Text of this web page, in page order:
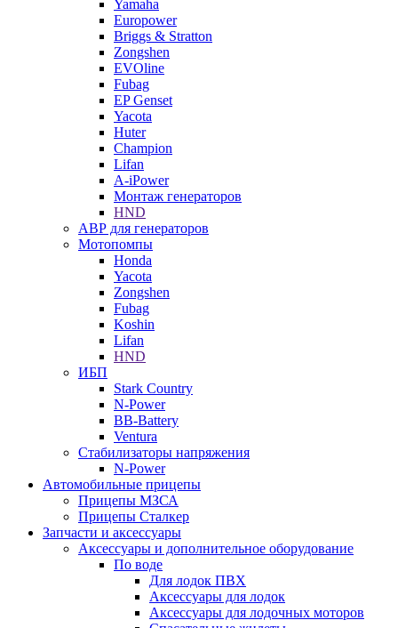
Yamaha
Europower
Briggs & Stratton
Zongshen
EVOline
Fubag
EP Genset
Yacota
Huter
Champion
Lifan
A-iPower
Монтаж генераторов
HND
АВР для генераторов
Мотопомпы
Honda
Yacota
Zongshen
Fubag
Koshin
Lifan
HND
ИБП
Stark Country
N-Power
BB-Battery
Ventura
Стабилизаторы напряжения
N-Power
Автомобильные прицепы
Прицепы МЗСА
Прицепы Сталкер
Запчасти и аксессуары
Аксессуары и дополнительное оборудование
По воде
Для лодок ПВХ
Аксессуары для лодок
Аксессуары для лодочных моторов